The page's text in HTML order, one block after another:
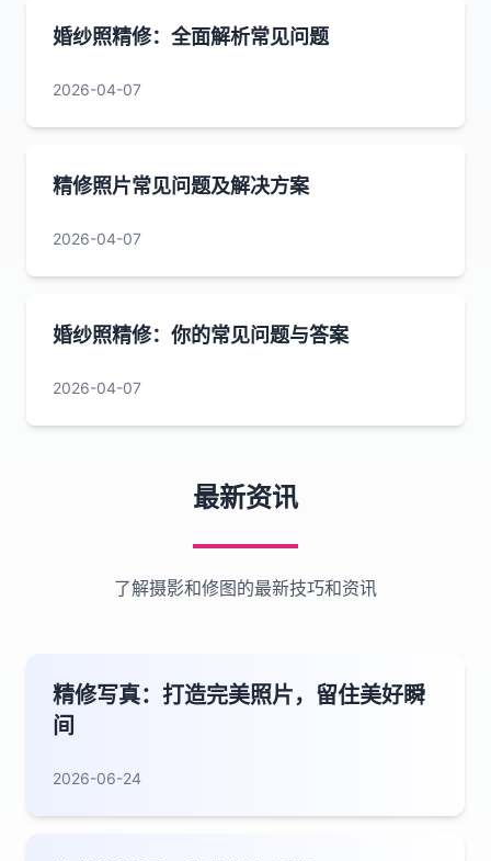
婚纱照精修：全面解析常见问题
2026-04-07
精修照片常见问题及解决方案
2026-04-07
婚纱照精修：你的常见问题与答案
2026-04-07
最新资讯
了解摄影和修图的最新技巧和资讯
精修写真：打造完美照片，留住美好瞬
间
2026-06-24